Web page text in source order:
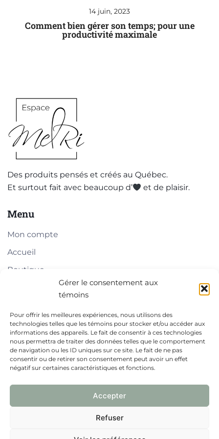
Gérer le consentement aux
témoins
Pour offrir les meilleures expériences, nous utilisons des
technologies telles que les témoins pour stocker et/ou accéder aux
informations des appareils. Le fait de consentir à ces technologies
nous permettra de traiter des données telles que le comportement
de navigation ou les ID uniques sur ce site. Le fait de ne pas
consentir ou de retirer son consentement peut avoir un effet
négatif sur certaines caractéristiques et fonctions.
Accepter
Refuser
14 juin, 2023
Comment bien gérer son temps; pour une
productivité maximale
Des produits pensés et créés au Québec.
Et surtout fait avec beaucoup d’
et de plaisir.
Menu
Mon compte
Accueil
Boutique
Liens pratiques
Contact
FAQ
Politiques
La boîte à surprise